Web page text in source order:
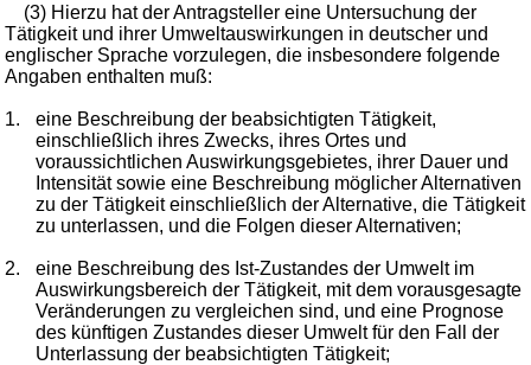
(3) Hierzu hat der Antragsteller eine Untersuchung der
Tätigkeit und ihrer Umweltauswirkungen in deutscher und
englischer Sprache vorzulegen, die insbesondere folgende
Angaben enthalten muß:
1.
eine Beschreibung der beabsichtigten Tätigkeit,
einschließlich ihres Zwecks, ihres Ortes und
voraussichtlichen Auswirkungsgebietes, ihrer Dauer und
Intensität sowie eine Beschreibung möglicher Alternativen
zu der Tätigkeit einschließlich der Alternative, die Tätigkeit
zu unterlassen, und die Folgen dieser Alternativen;
2.
eine Beschreibung des Ist-Zustandes der Umwelt im
Auswirkungsbereich der Tätigkeit, mit dem vorausgesagte
Veränderungen zu vergleichen sind, und eine Prognose
des künftigen Zustandes dieser Umwelt für den Fall der
Unterlassung der beabsichtigten Tätigkeit;